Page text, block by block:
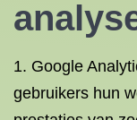
1. Google
gebruikers hun